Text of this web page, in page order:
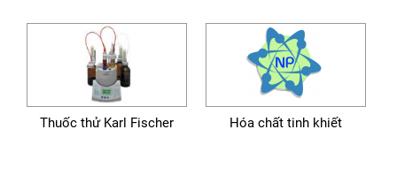
Thuốc thử Karl Fischer Hóa chất tinh khiết